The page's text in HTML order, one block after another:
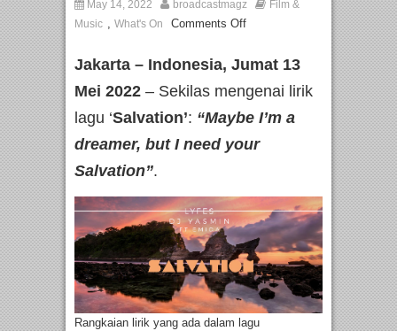
May 14, 2022 broadcastmagz
Film &
Music , What's On Comments Off
Jakarta – Indonesia, Jumat 13
Mei 2022 – Sekilas mengenai lirik
lagu ‘Salvation’: “Maybe I’m a
dreamer, but I need your
Salvation”.
Rangkaian lirik yang ada dalam lagu